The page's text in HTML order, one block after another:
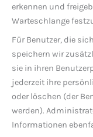
erkennen und
Warteschlange
Für Benutzer, die
speichern wir
sie in ihren
jederzeit ihre
oder löschen (der
werden).
Informationen